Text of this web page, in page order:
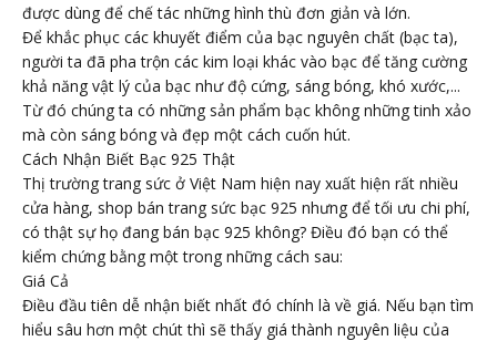
được dùng để chế tác những hình thù đơn giản và lớn.
Để khắc phục các khuyết điểm của bạc nguyên chất (bạc ta),
người ta đã pha trộn các kim loại khác vào bạc để tăng cường
khả năng vật lý của bạc như độ cứng, sáng bóng, khó xước,...
Từ đó chúng ta có những sản phẩm bạc không những tinh xảo
mà còn sáng bóng và đẹp một cách cuốn hút.
Cách Nhận Biết Bạc 925 Thật
Thị trường trang sức ở Việt Nam hiện nay xuất hiện rất nhiều
cửa hàng, shop bán trang sức bạc 925 nhưng để tối ưu chi phí,
có thật sự họ đang bán bạc 925 không? Điều đó bạn có thể
kiểm chứng bằng một trong những cách sau:
Giá Cả
Điều đầu tiên dễ nhận biết nhất đó chính là về giá. Nếu bạn tìm
hiểu sâu hơn một chút thì sẽ thấy giá thành nguyên liệu của